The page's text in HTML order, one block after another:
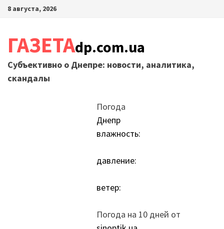
Перейти
8 августа, 2026
ГАЗЕТАdp.com.ua
Субъективно о Днепре: новости, аналитика,
скандалы
Погода
Днепр
влажность:
давление:
ветер:
Погода на 10 дней от